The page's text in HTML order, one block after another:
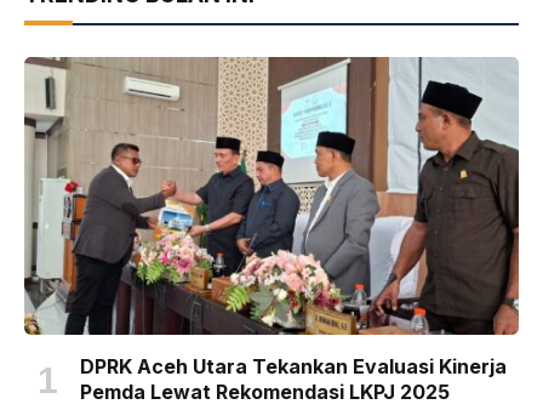
DPRK Aceh Utara Tekankan Evaluasi Kinerja
Pemda Lewat Rekomendasi LKPJ 2025